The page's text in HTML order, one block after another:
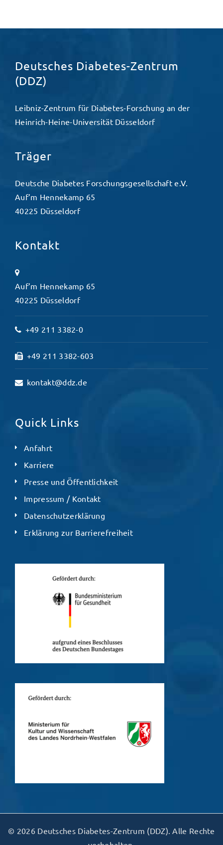
Deutsches Diabetes-Zentrum
(DDZ)
Leibniz-Zentrum für Diabetes-Forschung an der
Heinrich-Heine-Universität Düsseldorf
Träger
Deutsche Diabetes Forschungsgesellschaft e.V.
Auf’m Hennekamp 65
40225 Düsseldorf
Kontakt
Auf’m Hennekamp 65
40225 Düsseldorf
+49 211 3382-0
+49 211 3382-603
kontakt@ddz.de
Quick Links
Anfahrt
Karriere
Presse und Öffentlichkeit
Impressum / Kontakt
Datenschutzerklärung
Erklärung zur Barrierefreiheit
© 2026 Deutsches Diabetes-Zentrum (DDZ). Alle Rechte